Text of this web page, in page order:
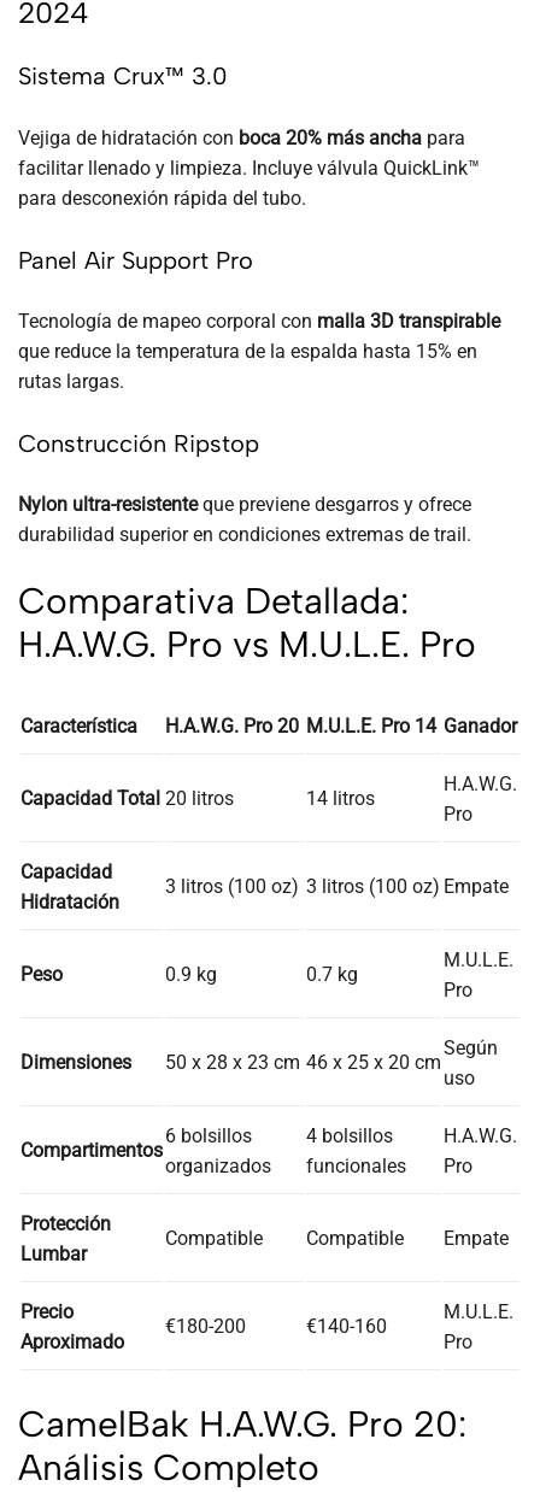
2024
Sistema Crux™ 3.0
Vejiga de hidratación con boca 20% más ancha para
facilitar llenado y limpieza. Incluye válvula QuickLink™
para desconexión rápida del tubo.
Panel Air Support Pro
Tecnología de mapeo corporal con malla 3D transpirable
que reduce la temperatura de la espalda hasta 15% en
rutas largas.
Construcción Ripstop
Nylon ultra-resistenteque previene desgarros y ofrece
durabilidad superior en condiciones extremas de trail.
Comparativa Detallada:
H.A.W.G. Pro vs M.U.L.E. Pro
Característica H.A.W.G. Pro 20 M.U.L.E. Pro 14 Ganador
Capacidad Total 20 litros 14 litros
H.A.W.G.
Pro
Capacidad
Hidratación
3 litros (100 oz) 3 litros (100 oz) Empate
Peso 0.9 kg 0.7 kg
M.U.L.E.
Pro
Dimensiones 50 x 28 x 23 cm 46 x 25 x 20 cm
Según
uso
Compartimentos
6 bolsillos
organizados
4 bolsillos
funcionales
H.A.W.G.
Pro
Protección
Lumbar
Compatible Compatible Empate
Precio
Aproximado
€180-200 €140-160
M.U.L.E.
Pro
CamelBak H.A.W.G. Pro 20:
Análisis Completo